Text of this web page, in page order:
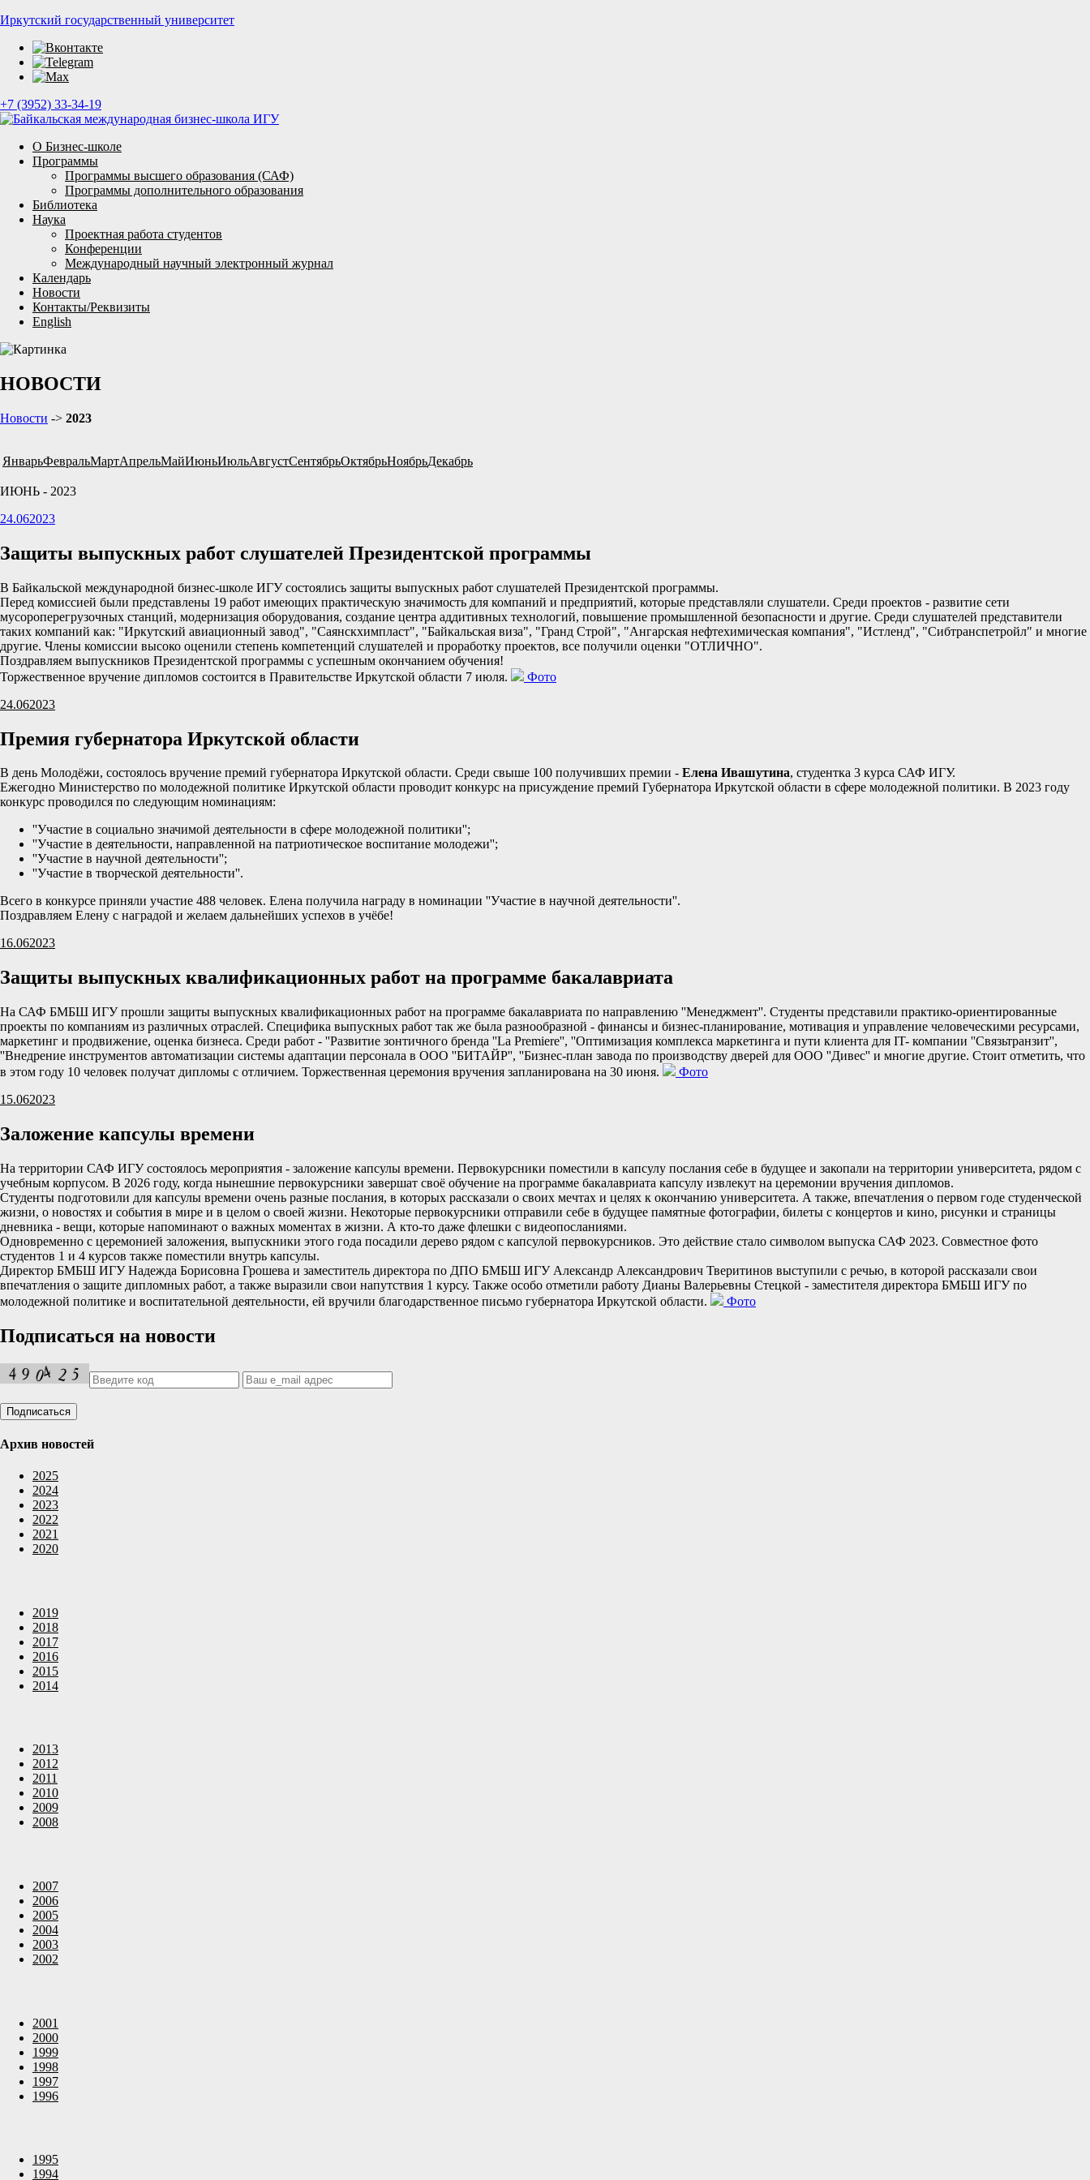
Иркутский государственный университет
+7 (3952) 33-34-19
О Бизнес-школе
Программы
Программы высшего образования (САФ)
Программы дополнительного образования
Библиотека
Наука
Проектная работа студентов
Конференции
Международный научный электронный журнал
Календарь
Новости
Контакты/Реквизиты
English
НОВОСТИ
Новости -> 2023
ЯнварьФевральМартАпрельМайИюньИюльАвгустСентябрьОктябрьНоябрьДекабрь
ИЮНЬ - 2023
24.062023
Защиты выпускных работ слушателей Президентской программы
В Байкальской международной бизнес-школе ИГУ состоялись защиты выпускных работ слушателей Президентской программы.
Перед комиссией были представлены 19 работ имеющих практическую значимость для компаний и предприятий, которые представляли слушатели. Среди проектов - развитие сети
мусороперегрузочных станций, модернизация оборудования, создание центра аддитивных технологий, повышение промышленной безопасности и другие. Среди слушателей представители
таких компаний как: "Иркутский авиационный завод", "Саянскхимпласт", "Байкальская виза", "Гранд Строй", "Ангарская нефтехимическая компания", "Истленд", "Сибтранспетройл" и многие
другие. Члены комиссии высоко оценили степень компетенций слушателей и проработку проектов, все получили оценки "ОТЛИЧНО".
Поздравляем выпускников Президентской программы с успешным окончанием обучения!
Торжественное вручение дипломов состоится в Правительстве Иркутской области 7 июля.
Фото
24.062023
Премия губернатора Иркутской области
В день Молодёжи, состоялось вручение премий губернатора Иркутской области. Среди свыше 100 получивших премии - Елена Ивашутина, студентка 3 курса САФ ИГУ.
Ежегодно Министерство по молодежной политике Иркутской области проводит конкурс на присуждение премий Губернатора Иркутской области в сфере молодежной политики. В 2023 году
конкурс проводился по следующим номинациям:
''Участие в социально значимой деятельности в сфере молодежной политики'';
''Участие в деятельности, направленной на патриотическое воспитание молодежи'';
''Участие в научной деятельности'';
''Участие в творческой деятельности''.
Всего в конкурсе приняли участие 488 человек. Елена получила награду в номинации ''Участие в научной деятельности''.
Поздравляем Елену с наградой и желаем дальнейших успехов в учёбе!
16.062023
Защиты выпускных квалификационных работ на программе бакалавриата
На САФ БМБШ ИГУ прошли защиты выпускных квалификационных работ на программе бакалавриата по направлению ''Менеджмент''. Студенты представили практико-ориентированные
проекты по компаниям из различных отраслей. Специфика выпускных работ так же была разнообразной - финансы и бизнес-планирование, мотивация и управление человеческими ресурсами,
маркетинг и продвижение, оценка бизнеса. Среди работ - ''Развитие зонтичного бренда ''La Premiere'', ''Оптимизация комплекса маркетинга и пути клиента для IT- компании ''Связьтранзит'',
''Внедрение инструментов автоматизации системы адаптации персонала в ООО ''БИТАЙР'', ''Бизнес-план завода по производству дверей для ООО ''Дивес'' и многие другие. Стоит отметить, что
в этом году 10 человек получат дипломы с отличием. Торжественная церемония вручения запланирована на 30 июня.
Фото
15.062023
Заложение капсулы времени
На территории САФ ИГУ состоялось мероприятия - заложение капсулы времени. Первокурсники поместили в капсулу послания себе в будущее и закопали на территории университета, рядом с
учебным корпусом. В 2026 году, когда нынешние первокурсники завершат своё обучение на программе бакалавриата капсулу извлекут на церемонии вручения дипломов.
Студенты подготовили для капсулы времени очень разные послания, в которых рассказали о своих мечтах и целях к окончанию университета. А также, впечатления о первом годе студенческой
жизни, о новостях и события в мире и в целом о своей жизни. Некоторые первокурсники отправили себе в будущее памятные фотографии, билеты с концертов и кино, рисунки и страницы
дневника - вещи, которые напоминают о важных моментах в жизни. А кто-то даже флешки с видеопосланиями.
Одновременно с церемонией заложения, выпускники этого года посадили дерево рядом с капсулой первокурсников. Это действие стало символом выпуска САФ 2023. Совместное фото
студентов 1 и 4 курсов также поместили внутрь капсулы.
Директор БМБШ ИГУ Надежда Борисовна Грошева и заместитель директора по ДПО БМБШ ИГУ Александр Александрович Тверитинов выступили с речью, в которой рассказали свои
впечатления о защите дипломных работ, а также выразили свои напутствия 1 курсу. Также особо отметили работу Дианы Валерьевны Стецкой - заместителя директора БМБШ ИГУ по
молодежной политике и воспитательной деятельности, ей вручили благодарственное письмо губернатора Иркутской области.
Фото
Подписаться на новости
Архив новостей
2025
2024
2023
2022
2021
2020
2019
2018
2017
2016
2015
2014
2013
2012
2011
2010
2009
2008
2007
2006
2005
2004
2003
2002
2001
2000
1999
1998
1997
1996
1995
1994